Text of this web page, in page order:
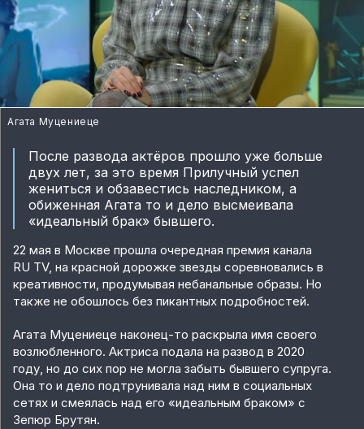
Агата Муцениеце
После развода актёров прошло уже больше
двух лет, за это время Прилучный успел
жениться и обзавестись наследником, а
обиженная Агата то и дело высмеивала
«идеальный брак» бывшего.
22 мая в Москве прошла очередная премия канала
RU TV, на красной дорожке звезды соревновались в
креативности, продумывая небанальные образы. Но
также не обошлось без пикантных подробностей.
Агата Муцениеце наконец-то раскрыла имя своего
возлюбленного. Актриса подала на развод в 2020
году, но до сих пор не могла забыть бывшего супруга.
Она то и дело подтрунивала над ним в социальных
сетях и смеялась над его «идеальным браком» с
Зепюр Брутян.